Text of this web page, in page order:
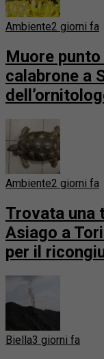
Ambiente2 giorni fa
Muore punto
calabrone a
Ambiente2 giorni fa
Trovata una
Asiago a
per il
Biella3 giorni fa